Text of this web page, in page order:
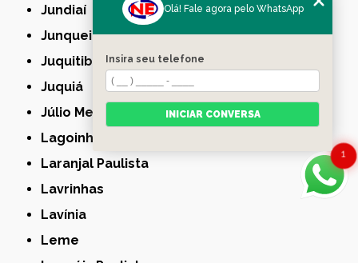
Jundiaí
Junqueirópolis
Juquitiba
Juquiá
Júlio Mesquita
Lagoinha
Laranjal Paulista
Lavrinhas
Lavínia
Leme
1
Olá! Fale agora pelo WhatsApp
Insira seu telefone
INICIAR CONVERSA